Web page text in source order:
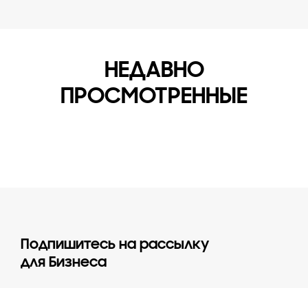
НЕДАВНО
ПРОСМОТРЕННЫЕ
Подпишитесь на рассылку
для Бизнеса